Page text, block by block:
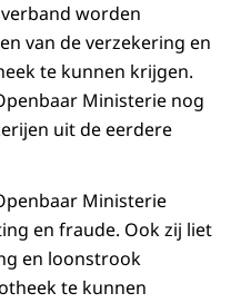
worden
van de verzekering en
te kunnen krijgen.
Ministerie nog
uit de eerdere
Ministerie
en fraude. Ook zij liet
en loonstrook
te kunnen